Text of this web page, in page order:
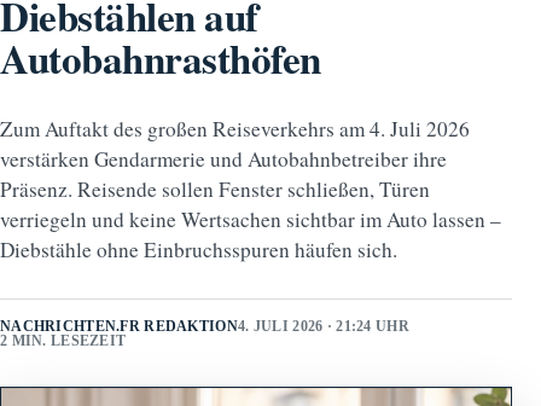
Diebstählen auf
Autobahnrasthöfen
Zum Auftakt des großen Reiseverkehrs am 4. Juli 2026
verstärken Gendarmerie und Autobahnbetreiber ihre
Präsenz. Reisende sollen Fenster schließen, Türen
verriegeln und keine Wertsachen sichtbar im Auto lassen –
Diebstähle ohne Einbruchsspuren häufen sich.
NACHRICHTEN.FR REDAKTION4. JULI 2026 · 21:24 UHR
2 MIN. LESEZEIT